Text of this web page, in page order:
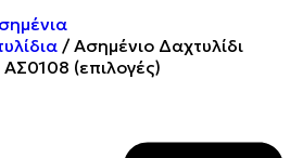
/ Ασημένιο Δαχτυλίδι
(επιλογές)